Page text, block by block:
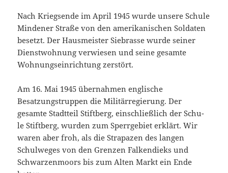
Nach Kriegsende im April 1945 wurde unsere Schule
Mindener Straße von den amerikanischen Soldaten
besetzt. Der Hausmeister Siebrasse wurde seiner
Dienstwohnung verwiesen und seine gesamte
Wohnungseinrichtung zerstört.
Am 16. Mai 1945 übernahmen englische
Besatzungstruppen die Militärregierung. Der
gesamte Stadtteil Stiftberg, einschließlich der Schu-
le Stiftberg, wurden zum Sperrgebiet erklärt. Wir
waren aber froh, als die Strapazen des langen
Schulweges von den Grenzen Falkendieks und
Schwarzenmoors bis zum Alten Markt ein Ende